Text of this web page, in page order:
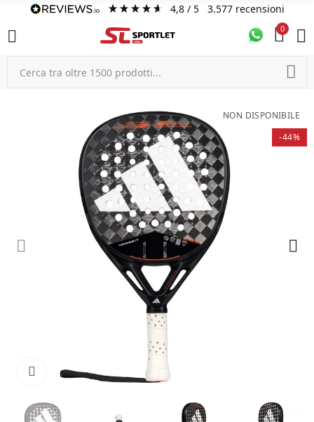
4,8/ 5 3.577 recensioni
0
NON DISPONIBILE
-44%
Click to enlarge